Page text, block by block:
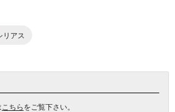
リアス
こちらをご覧下さい。